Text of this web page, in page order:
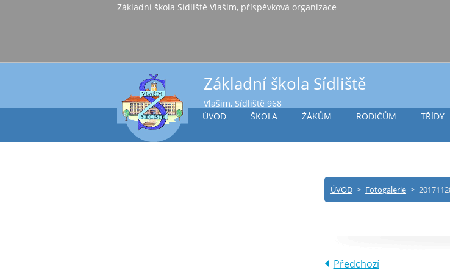
Základní škola Sídliště Vlašim,
Základní škola Sídliště
Vlašim, Sídliště 968
ÚVOD
ŠKOLA ŽÁKŮM RODIČŮM TŘÍDY
ÚVOD > Fotogalerie >
Předchozí